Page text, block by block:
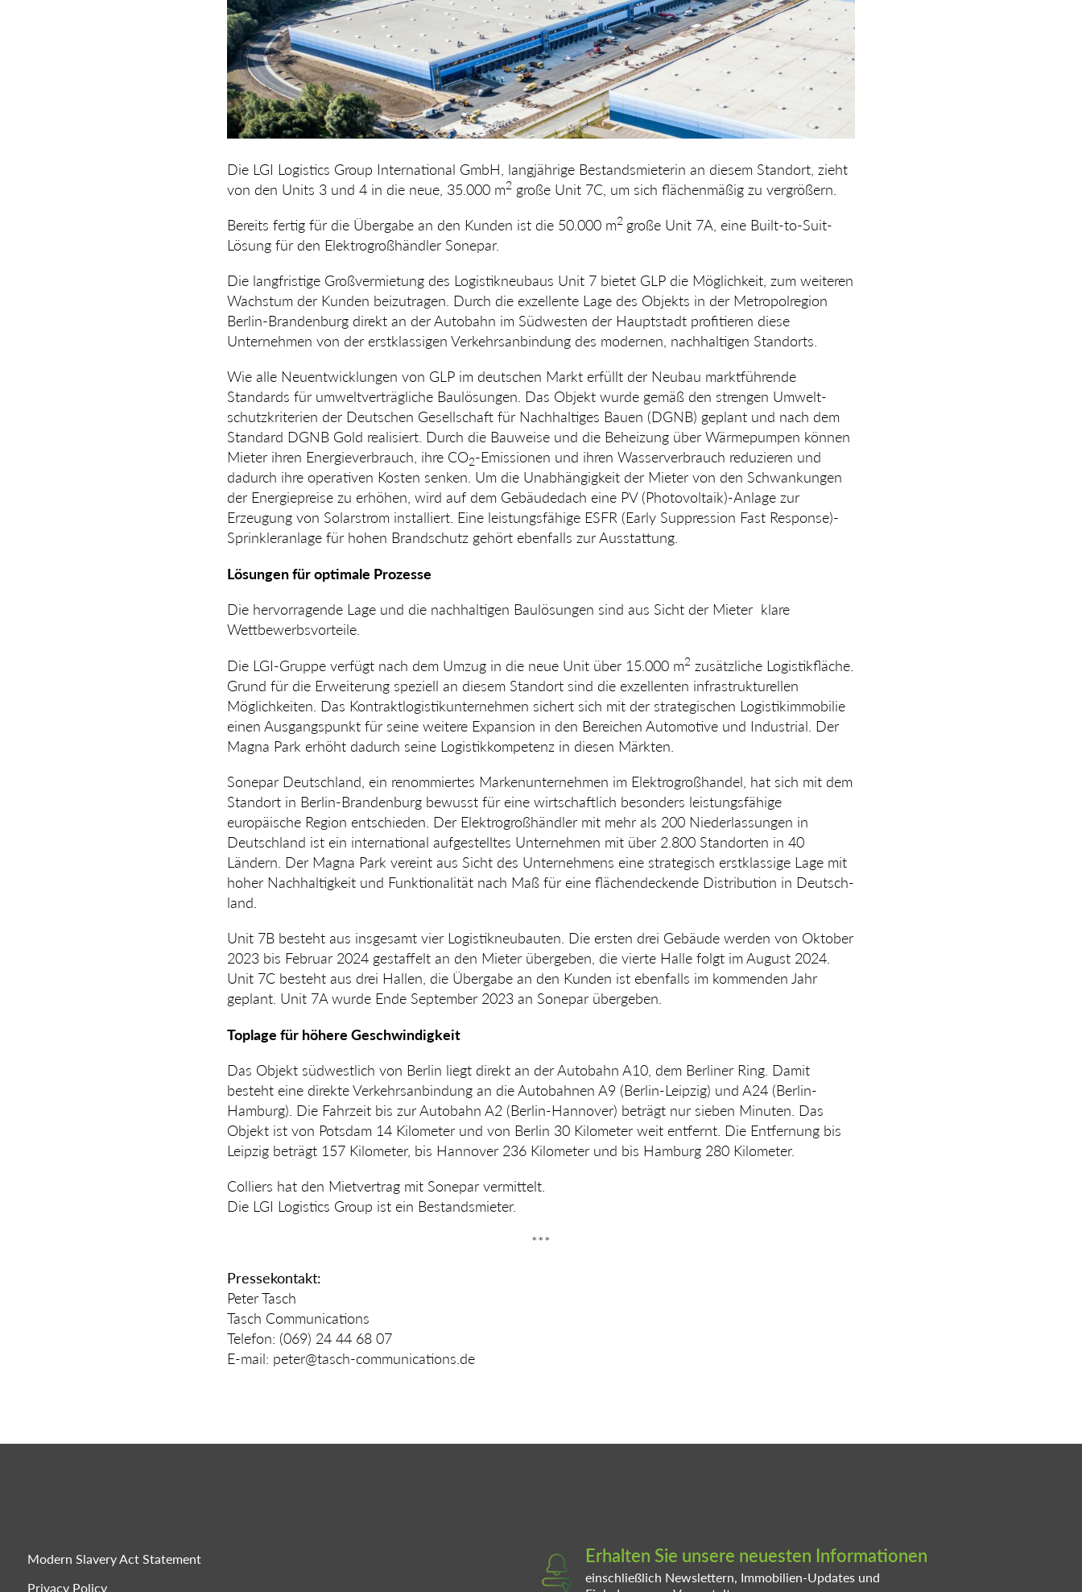
Die LGI Logistics Group International GmbH, langjährige Bestandsmieterin an diesem Standort, zieht
von den Units 3 und 4 in die neue, 35.000 m2 große Unit 7C, um sich flächenmäßig zu vergrößern.
Bereits fertig für die Übergabe an den Kunden ist die 50.000 m2 große Unit 7A, eine Built-to-Suit-
Lösung für den Elektrogroßhändler Sonepar.
Die langfristige Großvermietung des Logistikneubaus Unit 7 bietet GLP die Möglichkeit, zum weiteren
Wachstum der Kunden beizutra­gen. Durch die exzellente Lage des Objekts in der Metropolregion
Berlin-Branden­burg direkt an der Autobahn im Südwesten der Haupt­stadt profitieren diese
Unternehmen von der erstklassigen Verkehrsanbindung des modernen, nachhaltigen Standorts.
Wie alle Neuentwicklungen von GLP im deutschen Markt erfüllt der Neubau marktfüh­ren­de
Standards für umwelt­verträg­liche Baulösungen. Das Objekt wurde gemäß den strengen Umwelt­
schutzkriterien der Deutschen Gesellschaft für Nach­haltiges Bauen (DGNB) geplant und nach dem
Standard DGNB Gold realisiert. Durch die Bauweise und die Beheizung über Wärmepumpen können
Mieter ihren Energiever­brauch, ihre CO2-Emissionen und ihren Wasserverbrauch reduzieren und
dadurch ihre operativen Kosten senken. Um die Unabhängigkeit der Mieter von den Schwankungen
der Energiepreise zu erhöhen, wird auf dem Gebäude­dach eine PV (Photovoltaik)-Anlage zur
Erzeugung von Solarstrom installiert. Eine leistungsfähige ESFR (Early Suppression Fast Response)-
Sprinkleranlage für hohen Brandschutz gehört ebenfalls zur Ausstattung.
Lösungen für optimale Prozesse
Die hervorragende Lage und die nachhaltigen Baulösungen sind aus Sicht der Mieter klare
Wettbewerbs­vorteile.
Die LGI-Gruppe verfügt nach dem Umzug in die neue Unit über 15.000 m2 zu­sätz­liche Logistikfläche.
Grund für die Erweiterung speziell an diesem Standort sind die exzel­lenten infrastrukturellen
Möglichkeiten. Das Kontrakt­logistik­unternehmen sichert sich mit der strategischen Logistikimmobilie
einen Ausgangspunkt für seine weitere Expan­sion in den Berei­chen Automotive und Industrial­. Der
Magna Park erhöht dadurch seine Logistikkompetenz in diesen Märkten.
Sonepar Deutschland, ein renommiertes Markenunternehmen im Elektrogroßhandel, hat sich mit dem
Standort in Berlin-Branden­burg bewusst für eine wirt­schaft­lich besonders leistungsfähig­e
europäische Region entschieden. Der Elektrogroßhändler mit mehr als 200 Niederlassungen in
Deutsch­land ist ein international aufgestelltes Unternehmen mit über 2.800 Standorten in 40
Ländern. Der Magna Park vereint aus Sicht des Unter­neh­mens eine strategisch erstklassige Lage mit
hoher Nach­haltigkeit und Funktionalität nach Maß für eine flächendeckende Distribu­tion in Deutsch­
land.
Unit 7B besteht aus insgesamt vier Logistikneubauten. Die ersten drei Gebäude werden von Oktober
2023 bis Februar 2024 gestaffelt an den Mieter übergeben, die vierte Halle folgt im August 2024.
Unit 7C besteht aus drei Hallen, die Übergabe an den Kunden ist ebenfalls im kommenden Jahr
geplant. Unit 7A wurde Ende September 2023 an Sonepar übergeben.
Toplage für höhere Geschwindigkeit
Das Objekt südwestlich von Berlin liegt direkt an der Autobahn A10, dem Berliner Ring. Damit
besteht eine direkte Verkehrsanbindung an die Auto­bahnen A9 (Berlin-Leipzig) und A24 (Berlin-
Hamburg). Die Fahrzeit bis zur Autobahn A2 (Berlin-Hannover) beträgt nur sieben Minuten. Das
Objekt ist von Potsdam 14 Kilometer und von Berlin 30 Kilo­meter weit entfernt. Die Entfernung bis
Leipzig beträgt 157 Kilometer, bis Hannover 236 Kilo­meter und bis Hamburg 280 Kilometer.
Colliers hat den Mietvertrag mit Sonepar vermittelt.
Die LGI Logistics Group ist ein Bestandsmieter.
***
Pressekontakt:
Peter Tasch
Tasch Communications
Telefon: (069) 24 44 68 07
E-mail: peter@tasch-communications.de
Modern Slavery Act Statement
Privacy Policy
Erhalten Sie unsere neuesten Informationen
einschließlich Newslettern, Immobilien-Updates und